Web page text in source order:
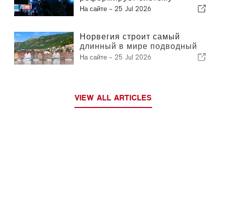
общественного вещания
На сайте - 25 Jul 2026
Норвегия строит самый
длинный в мире подводный
туннель
На сайте - 25 Jul 2026
VIEW ALL ARTICLES